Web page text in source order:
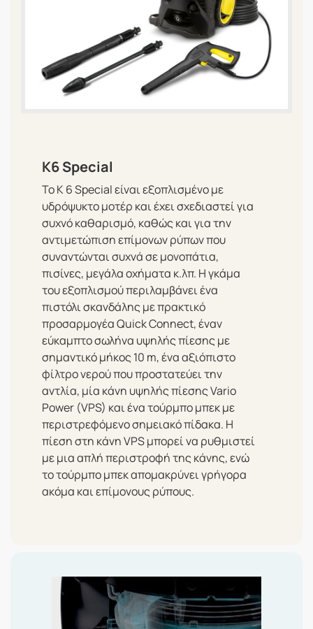
K6 Special
Το K 6 Special είναι εξοπλισμένο με
υδρόψυκτο μοτέρ και έχει σχεδιαστεί για
συχνό καθαρισμό, καθώς και για την
αντιμετώπιση επίμονων ρύπων που
συναντώνται συχνά σε μονοπάτια,
πισίνες, μεγάλα οχήματα κ.λπ. Η γκάμα
του εξοπλισμού περιλαμβάνει ένα
πιστόλι σκανδάλης με πρακτικό
προσαρμογέαQuick Connect, έναν
εύκαμπτο σωλήνα υψηλής πίεσης με
σημαντικό μήκος 10 m, ένα αξιόπιστο
φίλτρο νερού που προστατεύει την
αντλία, μία κάνη υψηλής πίεσης Vario
Power (VPS) και ένα τούρμπο μπεκ με
περιστρεφόμενο σημειακό πίδακα. Η
πίεση στη κάνη VPS μπορεί να ρυθμιστεί
με μια απλή περιστροφή της κάνης, ενώ
το τούρμπο μπεκ απομακρύνει γρήγορα
ακόμα και επίμονους ρύπους.